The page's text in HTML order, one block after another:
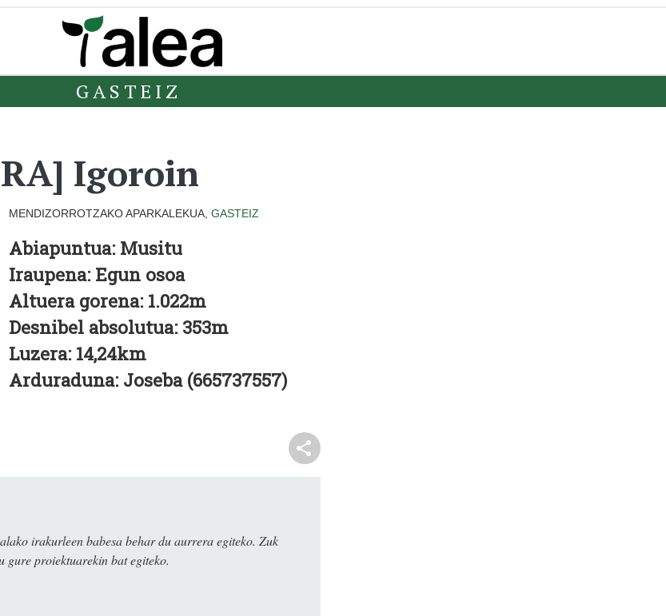
GASTEIZ
Igoroin
MENDIZORROTZAKO APARKALEKUA, GASTEIZ
Abiapuntua: Musitu
Iraupena: Egun osoa
Altuera gorena: 1.022m
Desnibel absolutua: 353m
Luzera: 14,24km
Arduraduna: Joseba (665737557)
irakurleen babesa behar du aurrera egiteko. Zuk
gure proiektuarekin bat egiteko.